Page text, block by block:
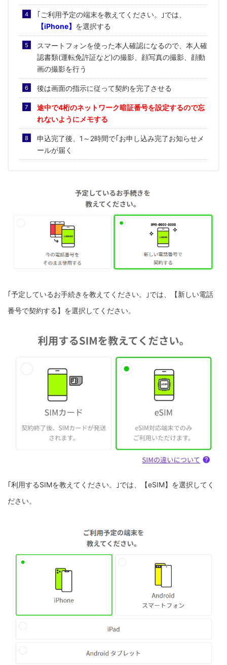
｢ご利用予定の端末を教えてください。｣では、
【iPhone】 を選択する
スマートフォンを使った本人確認になるので、本人確
認書類(運転免許証など)の撮影、顔写真の撮影、顔動
画の撮影を行う
後は画面の指示に従って契約を完了させる
途中で4桁のネットワーク暗証番号を設定するので忘
れないようにメモする
申込完了後、1～2時間で｢お申し込み完了お知らせメ
ールが届く
｢予定しているお手続きを教えてください。｣では、【新しい電話
番号で契約する】を選択してください。
｢利用するSIMを教えてください。｣では、【eSIM】を選択してく
ださい。